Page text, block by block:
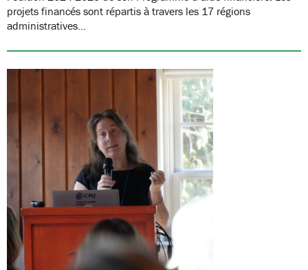
projets financés sont répartis à travers les 17 régions
administratives…